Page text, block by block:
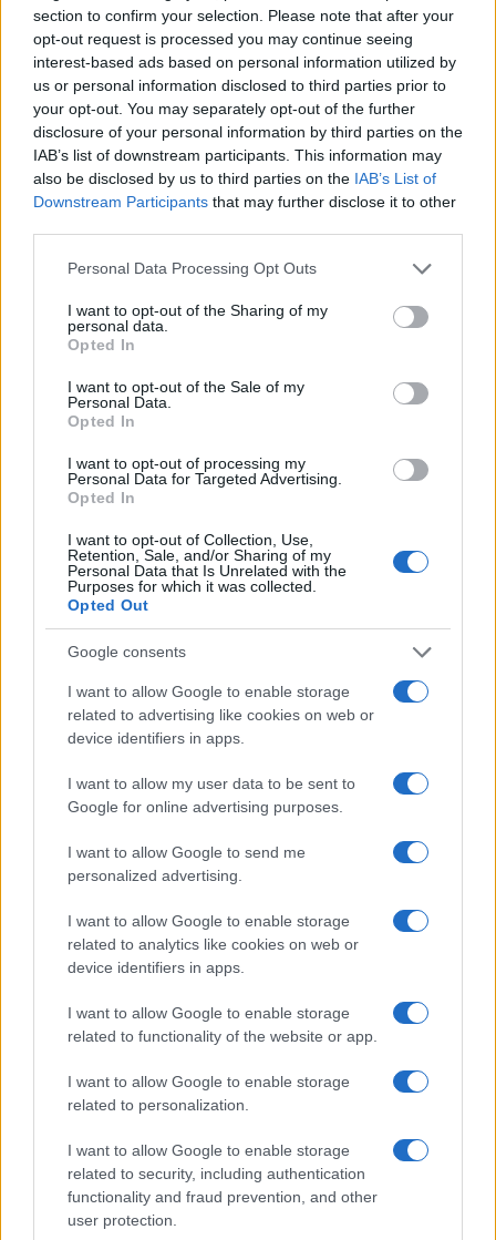
section to confirm your selection. Please note that after your
opt-out request is processed you may continue seeing
interest-based ads based on personal information utilized by
us or personal information disclosed to third parties prior to
your opt-out. You may separately opt-out of the further
disclosure of your personal information by third parties on the
IAB’s list of downstream participants. This information may
also be disclosed by us to third parties on the IAB’s List of
Downstream Participants that may further disclose it to other
Please note that this website/app uses one or more Google
not limited to your visit or usage behaviour. You may click to
grant or deny consent to Google and its third-party tags to
use your data for below specified purposes in below Google
consent section.
Personal Data Processing Opt Outs
I want to opt-out of the Sharing of my
personal data.
Opted In
I want to opt-out of the Sale of my
Personal Data.
Opted In
I want to opt-out of processing my
Personal Data for Targeted Advertising.
Opted In
I want to opt-out of Collection, Use,
Retention, Sale, and/or Sharing of my
Personal Data that Is Unrelated with the
Purposes for which it was collected.
Opted Out
Google consents
I want to allow Google to enable storage
related to advertising like cookies on web or
device identifiers in apps.
I want to allow my user data to be sent to
Google for online advertising purposes.
I want to allow Google to send me
personalized advertising.
I want to allow Google to enable storage
related to analytics like cookies on web or
device identifiers in apps.
I want to allow Google to enable storage
related to functionality of the website or app.
I want to allow Google to enable storage
related to personalization.
I want to allow Google to enable storage
related to security, including authentication
functionality and fraud prevention, and other
user protection.
Ακολουθείστε το iPaideia.gr στο
TελευταίεςΕιδήσειςγια την Παιδεία και την
Στην Κατηγορία:ΠΑΙΔΕΙΑ
ΑΣΕΠ
ΔΙΟΡΙΣΜΟΙ
ΔΙΟΡΙΣΜΟΙ ΕΚΠΑΙΔΕΥΤΙΚΩΝ
ΜΟΝΙΜΟΙ ΔΙΟΡΙΣΜΟΙ ΕΚΠΑΙΔΕΥΤΙΚΩΝ
ΔΙΑΒΑΣΤΕ ΑΚΟΜΑ
Προσλήψεις αναπληρωτών: Ποιό εκτιμάται
ότι θα είναι το χρονοδιάγραμμα για φέτος
07/08/2026 - 20:00
Διορισμοί
07/08/2026 -